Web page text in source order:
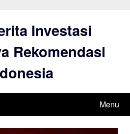
Investasi
Rekomendasi
Menu